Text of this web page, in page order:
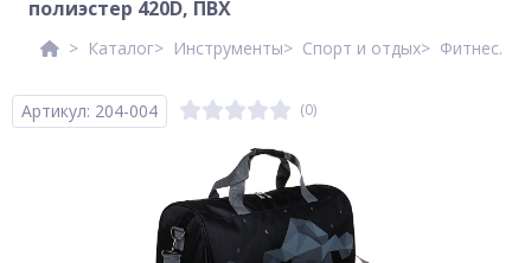
полиэстер 420D, ПВХ
Каталог Инструменты Спорт и отдых Фитнес.
Артикул: 204-004 (0)